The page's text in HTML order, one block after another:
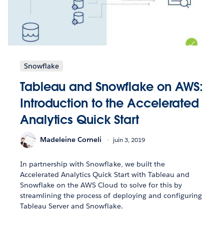
Snowflake
Tableau and Snowflake on AWS:
Introduction to the Accelerated
Analytics Quick Start
Madeleine Corneli juin 3, 2019
In partnership with Snowflake, we built the
Accelerated Analytics Quick Start with Tableau and
Snowflake on the AWS Cloud to solve for this by
streamlining the process of deploying and configuring
Tableau Server and Snowflake.